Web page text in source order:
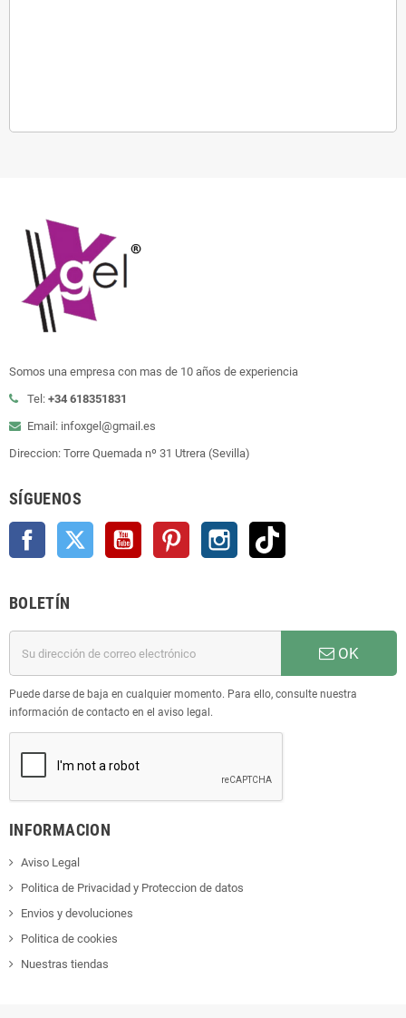
Somos una empresa con mas de 10 años de experiencia
Tel: +34 618351831
Email: infoxgel@gmail.es
Direccion: Torre Quemada nº 31 Utrera (Sevilla)
SÍGUENOS
Facebook Twitter YouTube Pinterest Instagram
BOLETÍN
OK
Puede darse de baja en cualquier momento. Para ello, consulte nuestra
información de contacto en el aviso legal.
INFORMACION
Aviso Legal
Politica de Privacidad y Proteccion de datos
Envios y devoluciones
Politica de cookies
Nuestras tiendas